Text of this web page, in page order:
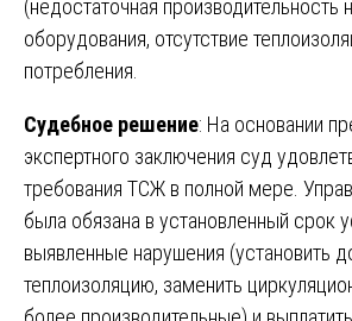
(недостаточная производительность
оборудования, отсутствие
потребления.
Судебное решение: На основании
экспертного заключения суд
требования ТСЖ в полной мере.
была обязана в установленный срок
выявленные нарушения (установить
теплоизоляцию, заменить